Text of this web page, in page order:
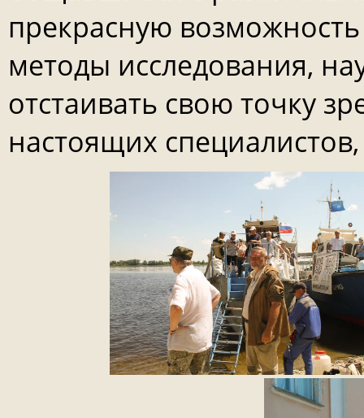
прекрасную
методы исследования,
отстаивать свою точку
настоящих